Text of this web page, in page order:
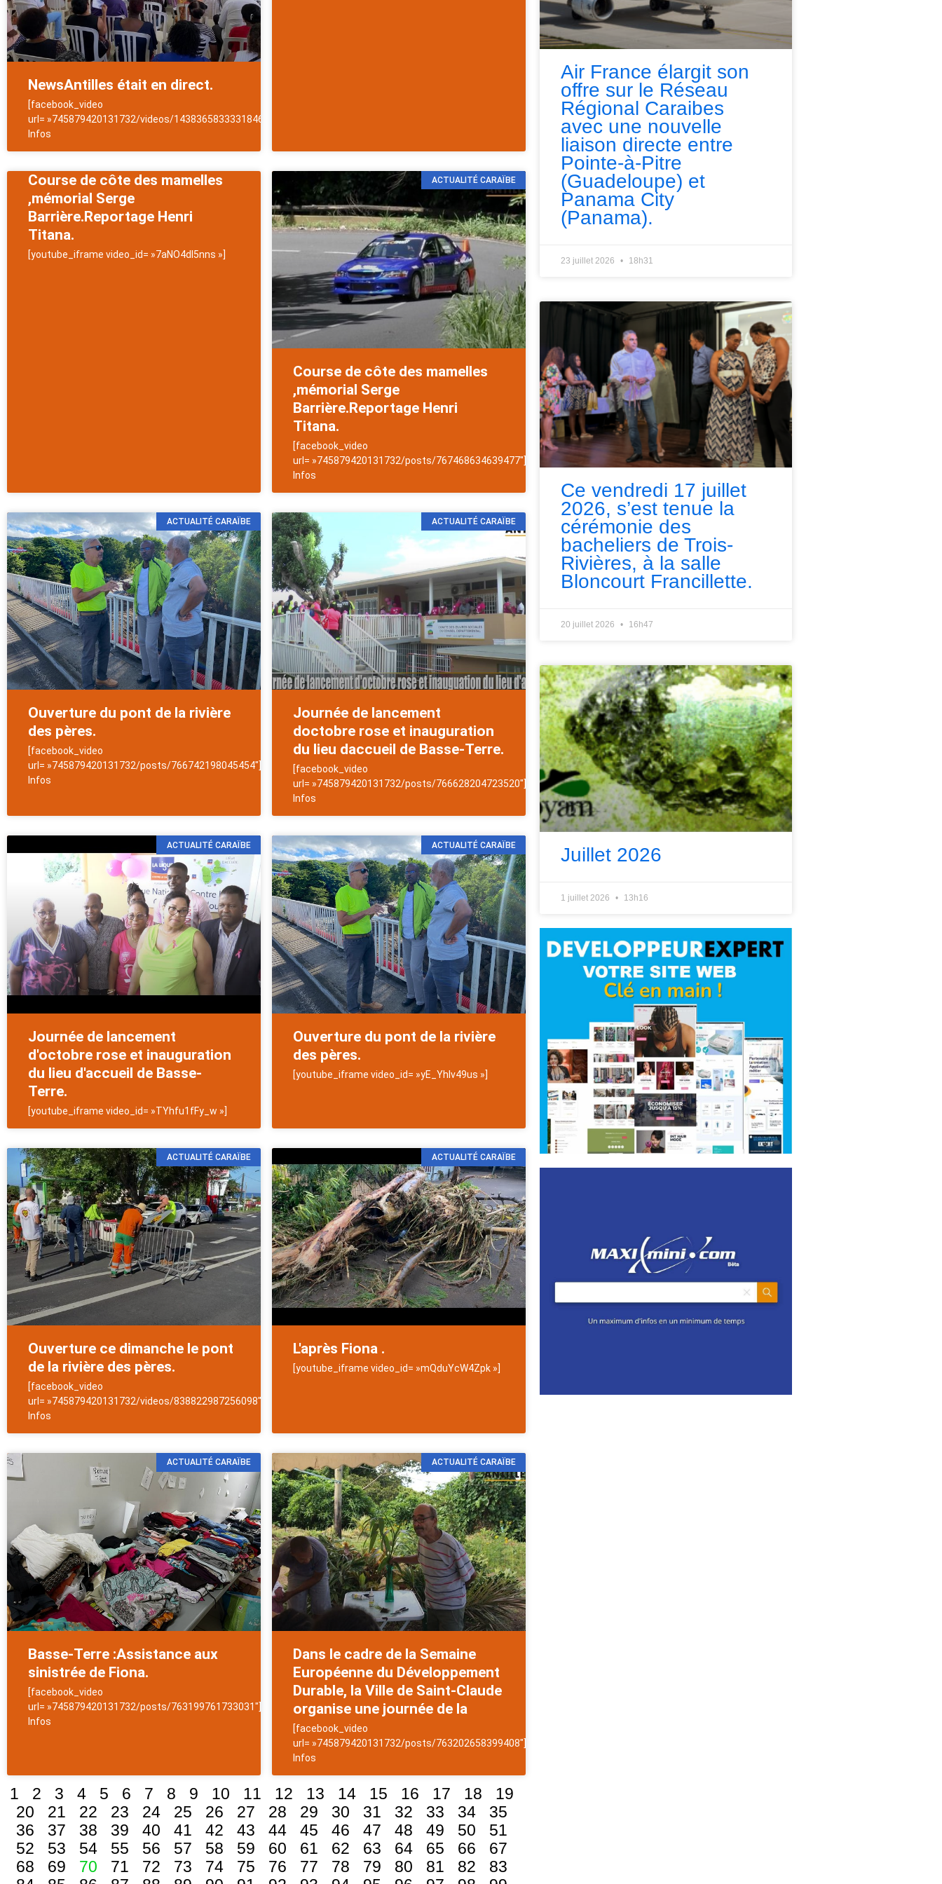
NewsAntilles était en direct.
[facebook_video
url= »745879420131732/videos/1438365833331846″]NewsAntilles
Infos
Course de côte des mamelles
,mémorial Serge
Barrière.Reportage Henri
Titana.
[youtube_iframe video_id= »7aNO4dl5nns »]
ACTUALITÉ CARAÏBE
Course de côte des mamelles
,mémorial Serge
Barrière.Reportage Henri
Titana.
[facebook_video
url= »745879420131732/posts/767468634639477″]NewsAntilles
Infos
ACTUALITÉ CARAÏBE
Ouverture du pont de la rivière
des pères.
[facebook_video
url= »745879420131732/posts/766742198045454″]NewsAntilles
Infos
ACTUALITÉ CARAÏBE
Journée de lancement
doctobre rose et inauguration
du lieu daccueil de Basse-Terre.
[facebook_video
url= »745879420131732/posts/766628204723520″]NewsAntilles
Infos
ACTUALITÉ CARAÏBE
Journée de lancement
d'octobre rose et inauguration
du lieu d'accueil de Basse-
Terre.
[youtube_iframe video_id= »TYhfu1fFy_w »]
ACTUALITÉ CARAÏBE
Ouverture du pont de la rivière
des pères.
[youtube_iframe video_id= »yE_Yhlv49us »]
ACTUALITÉ CARAÏBE
Ouverture ce dimanche le pont
de la rivière des pères.
[facebook_video
url= »745879420131732/videos/838822987256098″]NewsAntilles
Infos
ACTUALITÉ CARAÏBE
L'après Fiona .
[youtube_iframe video_id= »mQduYcW4Zpk »]
ACTUALITÉ CARAÏBE
Basse-Terre :Assistance aux
sinistrée de Fiona.
[facebook_video
url= »745879420131732/posts/763199761733031″]NewsAntilles
Infos
ACTUALITÉ CARAÏBE
Dans le cadre de la Semaine
Européenne du Développement
Durable, la Ville de Saint-Claude
organise une journée de la
[facebook_video
url= »745879420131732/posts/763202658399408″]NewsAntilles
Infos
1 2 3 4 5 6 7 8 9 10 11 12 13 14 15 16 17 18
19
20
21 22 23 24 25 26 27 28 29 30 31 32 33 34
35
36
37 38 39 40 41 42 43 44 45 46 47 48 49 50
51
52
53 54 55 56 57 58 59 60 61 62 63 64 65 66
67
68
69 70 71 72 73 74 75 76 77 78 79 80 81 82
83
Air France élargit son
offre sur le Réseau
Régional Caraibes
avec une nouvelle
liaison directe entre
Pointe-à-Pitre
(Guadeloupe) et
Panama City
(Panama).
23 juillet 2026 18h31
Ce vendredi 17 juillet
2026, s’est tenue la
cérémonie des
bacheliers de Trois-
Rivières, à la salle
Bloncourt Francillette.
20 juillet 2026 16h47
Juillet 2026
1 juillet 2026 13h16